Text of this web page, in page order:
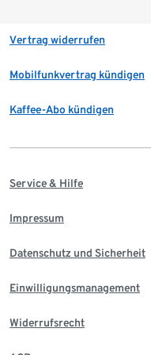
Vertrag widerrufen
Mobilfunkvertrag kündigen
Kaffee-Abo kündigen
Service & Hilfe
Impressum
Datenschutz und Sicherheit
Einwilligungsmanagement
Widerrufsrecht